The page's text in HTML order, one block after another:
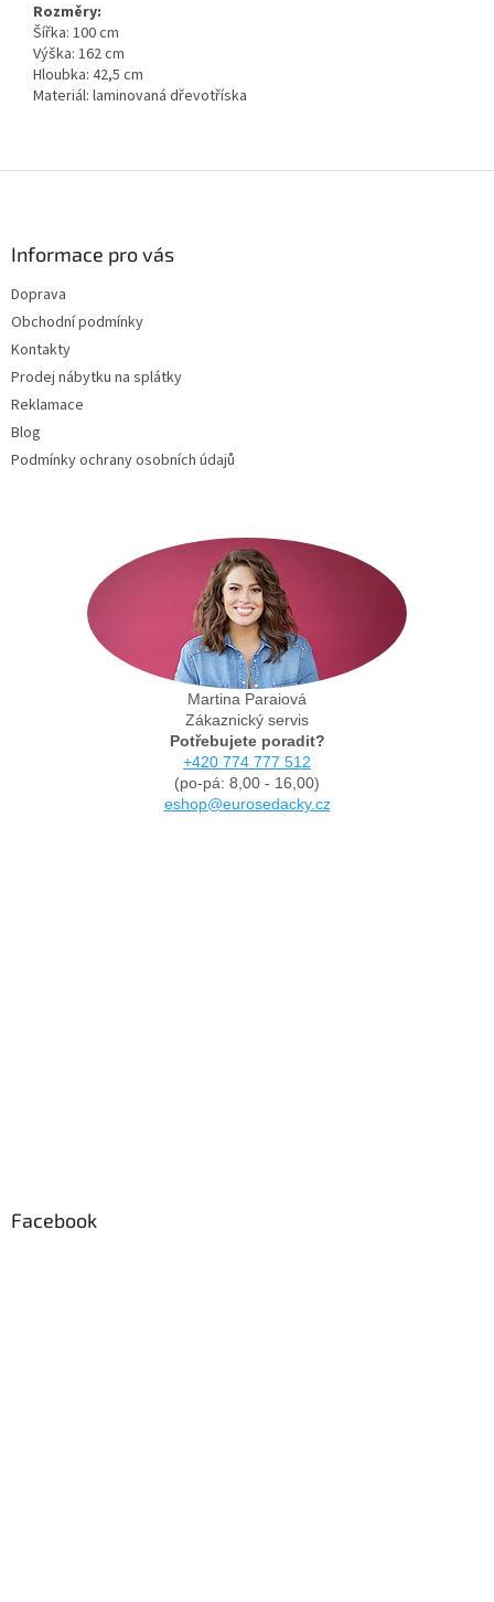
Rozměry:
Šířka: 100 cm
Výška: 162 cm
Hloubka: 42,5 cm
Materiál: laminovaná dřevotříska
Informace pro vás
Doprava
Obchodní podmínky
Kontakty
Prodej nábytku na splátky
Reklamace
Blog
Podmínky ochrany osobních údajů
Martina Paraiová
Zákaznický servis
Potřebujete poradit?
+420 774 777 512
(po-pá: 8,00 - 16,00)
eshop@eurosedacky.cz
Facebook